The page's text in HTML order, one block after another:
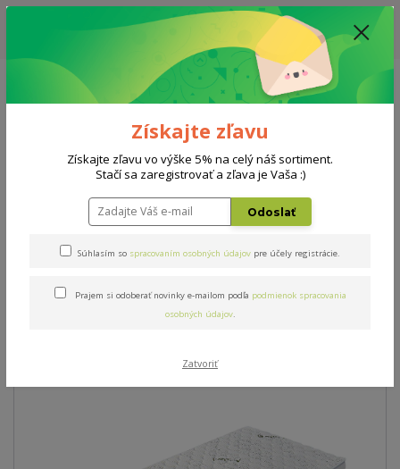
ZĽAVA: VŠETKY VYSTAVENÉ POSTELE ZA 400€ - CENA MATRACU A ROŠTU
PODĽA VÝBERU / DODACIA LEHOTA JE AKTUÁLNE 10-15 PRACOVNÝCH
Menu
0908 777 700 Po-So: 10-18 hod.
0
Matrace Coconut Premium
Coconut Premium
Novinka Doprava ZADARMO
Získajte zľavu
Získajte zľavu vo výške 5% na celý náš sortiment.
Stačí sa zaregistrovať a zľava je Vaša :)
Odoslať
Súhlasím so spracovaním osobných údajov pre účely registrácie.
Prajem si odoberať novinky e-mailom podľa podmienok spracovania
osobných údajov.
Zatvoriť